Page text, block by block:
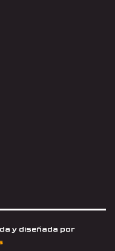
y diseñada por